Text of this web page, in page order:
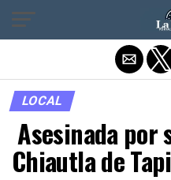
LOCAL
Asesinada por
Chiautla de
Salir de la